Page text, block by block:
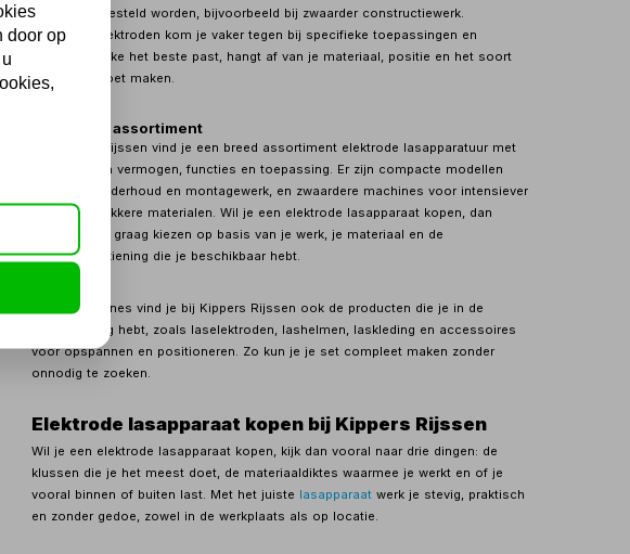
aan de las gesteld worden, bijvoorbeeld bij zwaarder constructiewerk.
Cellulose-elektroden kom je vaker tegen bij specifieke toepassingen en
posities. Welke het beste past, hangt af van je materiaal, positie en het soort
las dat je moet maken.
Kosten en assortiment
Bij Kippers Rijssen vind je een breed assortiment elektrode lasapparatuur met
verschillen in vermogen, functies en toepassing. Er zijn compacte modellen
voor licht onderhoud en montagewerk, en zwaardere machines voor intensiever
gebruik en dikkere materialen. Wil je een elektrode lasapparaat kopen, dan
helpen we je graag kiezen op basis van je werk, je materiaal en de
stroomvoorziening die je beschikbaar hebt.
Naast machines vind je bij Kippers Rijssen ook de producten die je in de
praktijk nodig hebt, zoals laselektroden, lashelmen, laskleding en accessoires
voor opspannen en positioneren. Zo kun je je set compleet maken zonder
onnodig te zoeken.
Elektrode lasapparaat kopen bij Kippers Rijssen
Wil je een elektrode lasapparaat kopen, kijk dan vooral naar drie dingen: de
klussen die je het meest doet, de materiaaldiktes waarmee je werkt en of je
vooral binnen of buiten last. Met het juiste lasapparaatwerk je stevig, praktisch
en zonder gedoe, zowel in de werkplaats als op locatie.
door op